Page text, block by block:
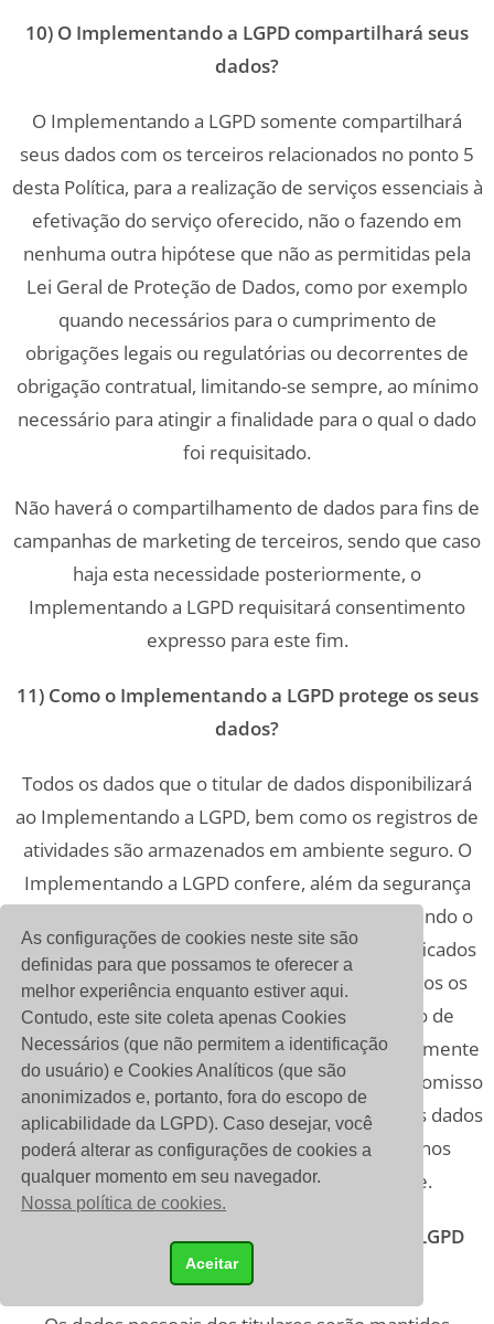
10) O Implementando a LGPD compartilhará seus
dados?
O Implementando a LGPD somente compartilhará
seus dados com os terceiros relacionados no ponto 5
desta Política, para a realização de serviços essenciais à
efetivação do serviço oferecido, não o fazendo em
nenhuma outra hipótese que não as permitidas pela
Lei Geral de Proteção de Dados, como por exemplo
quando necessários para o cumprimento de
obrigações legais ou regulatórias ou decorrentes de
obrigação contratual, limitando-se sempre, ao mínimo
necessário para atingir a finalidade para o qual o dado
foi requisitado.
Não haverá o compartilhamento de dados para fins de
campanhas de marketing de terceiros, sendo que caso
haja esta necessidade posteriormente, o
Implementando a LGPD requisitará consentimento
expresso para este fim.
11) Como o Implementando a LGPD protege os seus
dados?
Todos os dados que o titular de dados disponibilizará
ao Implementando a LGPD, bem como os registros de
atividades são armazenados em ambiente seguro. O
Implementando a LGPD confere, além da segurança
dos dados, seus absoluto controle, disponibilizando o
acesso a estes somente por profissionais qualificados
e autorizados, observando irrestritamente todos os
princípios elencados na Lei Geral de Proteção de
Dados, de modo a utilizar os dados coletados somente
para os fins aqui elencados, assumindo o compromisso
de confidencialidade, privacidade e proteção dos dados
dos quais realiza a coleta e detém a guarda, nos
termos da presente Política de Privacidade.
12 ) Por quanto tempo o Implementando a LGPD
tratará seus dados?
As configurações de cookies neste site são
definidas para que possamos te oferecer a
melhor experiência enquanto estiver aqui.
Contudo, este site coleta apenas Cookies
Necessários (que não permitem a identificação
do usuário) e Cookies Analíticos (que são
anonimizados e, portanto, fora do escopo de
aplicabilidade da LGPD). Caso desejar, você
poderá alterar as configurações de cookies a
qualquer momento em seu navegador.
Nossa política de cookies.
Aceitar